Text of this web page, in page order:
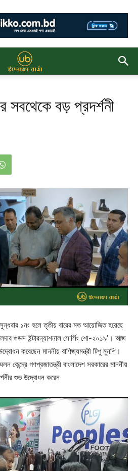
সবথেকে বড় প্রদর্শনী
১নং হলে তৃতীয় বারের মত আয়োজিত হয়েছে
গুডস ইন্টারন্যাশনাল সোর্সিং শো-২০১৯’। আজ
করেছেন মাননীয় বাণিজ্যমন্ত্রী টিপু মুনশি।
কেন্দ্রে গণপ্রজাতন্ত্রী বাংলাদেশ সরকারের মাননীয়
শুভ উদ্বোধন করেন